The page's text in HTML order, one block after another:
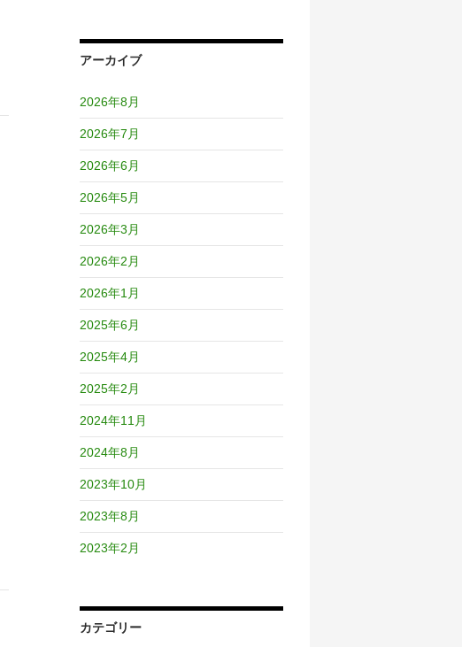
アーカイブ
2026年8月
2026年7月
2026年6月
2026年5月
2026年3月
2026年2月
2026年1月
2025年6月
2025年4月
2025年2月
2024年11月
2024年8月
2023年10月
2023年8月
2023年2月
カテゴリー